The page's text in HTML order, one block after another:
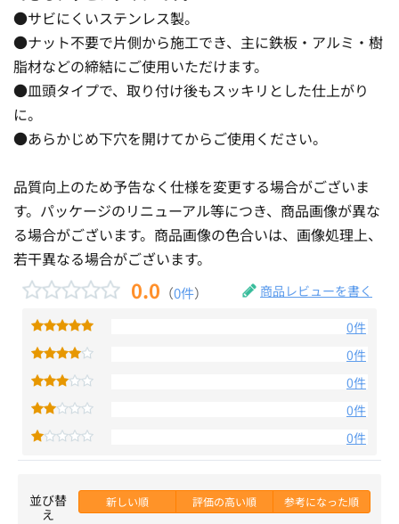
●サビにくいステンレス製。
●ナット不要で片側から施工でき、主に鉄板・アルミ・樹
脂材などの締結にご使用いただけます。
●皿頭タイプで、取り付け後もスッキリとした仕上がり
に。
●あらかじめ下穴を開けてからご使用ください。
品質向上のため予告なく仕様を変更する場合がございま
す。パッケージのリニューアル等につき、商品画像が異な
る場合がございます。商品画像の色合いは、画像処理上、
若干異なる場合がございます。
0.0 （0件） 商品レビューを書く
0件
0件
0件
0件
0件
並び替
え
新しい順 評価の高い順 参考になった順